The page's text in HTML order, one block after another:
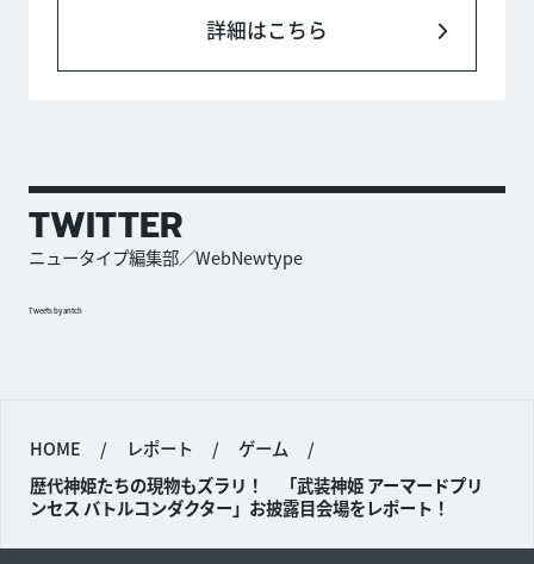
詳細はこちら
TWITTER
ニュータイプ編集部／WebNewtype
Tweets by antch
HOME / レポート / ゲーム
/
歴代神姫たちの現物もズラリ！ 「武装神姫 アーマードプリ
ンセス バトルコンダクター」お披露目会場をレポート！